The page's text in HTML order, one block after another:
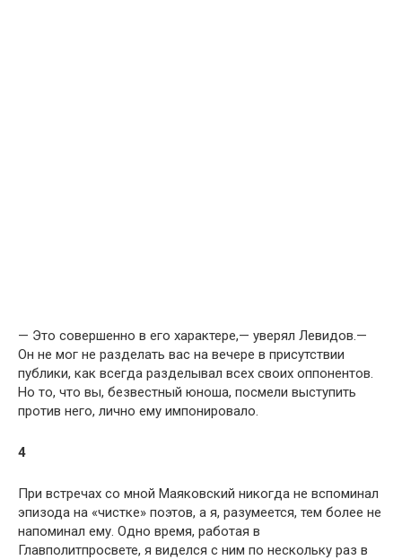
— Это совершенно в его характере,— уверял Левидов.—
Он не мог не разделать вас на вечере в присутствии
публики, как всегда разделывал всех своих оппонентов.
Но то, что вы, безвестный юноша, посмели выступить
против него, лично ему импонировало.
4
При встречах со мной Маяковский никогда не вспоминал
эпизода на «чистке» поэтов, а я, разумеется, тем более не
напоминал ему. Одно время, работая в
Главполитпросвете, я виделся с ним по нескольку раз в